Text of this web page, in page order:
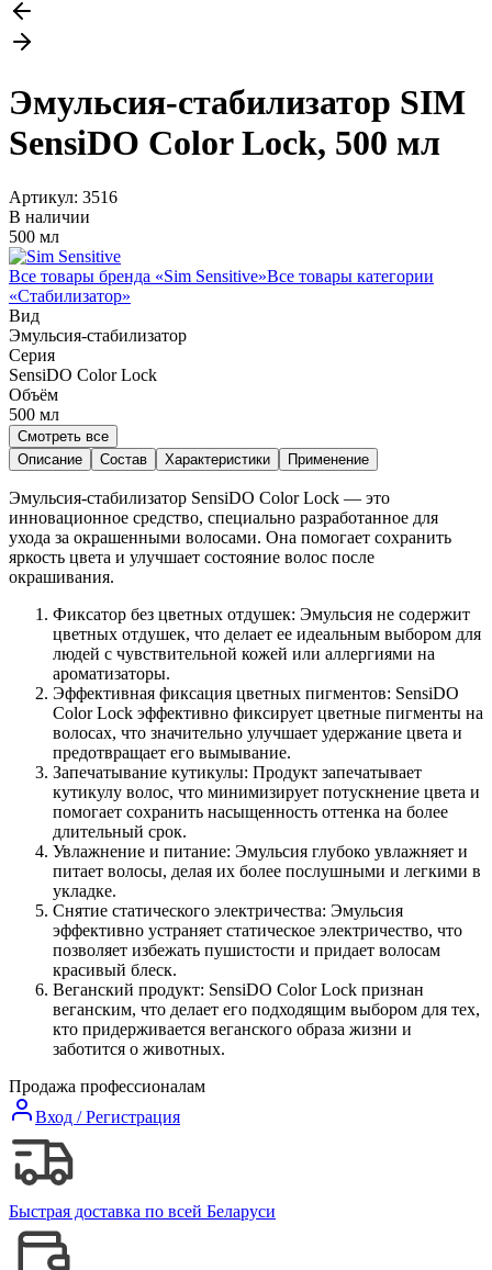
Эмульсия-стабилизатор SIM
SensiDO Color Lock, 500 мл
Артикул: 3516
В наличии
500 мл
Все товары бренда «Sim Sensitive»Все товары категории
«Стабилизатор»
Вид
Эмульсия-стабилизатор
Серия
SensiDO Color Lock
Объём
500 мл
Смотреть все
Описание
Состав Характеристики Применение
Эмульсия-стабилизатор SensiDO Color Lock — это
инновационное средство, специально разработанное для
ухода за окрашенными волосами. Она помогает сохранить
яркость цвета и улучшает состояние волос после
окрашивания.
Фиксатор без цветных отдушек: Эмульсия не содержит
цветных отдушек, что делает ее идеальным выбором для
людей с чувствительной кожей или аллергиями на
ароматизаторы.
Эффективная фиксация цветных пигментов: SensiDO
Color Lock эффективно фиксирует цветные пигменты на
волосах, что значительно улучшает удержание цвета и
предотвращает его вымывание.
Запечатывание кутикулы: Продукт запечатывает
кутикулу волос, что минимизирует потускнение цвета и
помогает сохранить насыщенность оттенка на более
длительный срок.
Увлажнение и питание: Эмульсия глубоко увлажняет и
питает волосы, делая их более послушными и легкими в
укладке.
Снятие статического электричества: Эмульсия
эффективно устраняет статическое электричество, что
позволяет избежать пушистости и придает волосам
красивый блеск.
Веганский продукт: SensiDO Color Lock признан
веганским, что делает его подходящим выбором для тех,
кто придерживается веганского образа жизни и
заботится о животных.
Продажа профессионалам
Вход / Регистрация
Быстрая доставка по всей Беларуси